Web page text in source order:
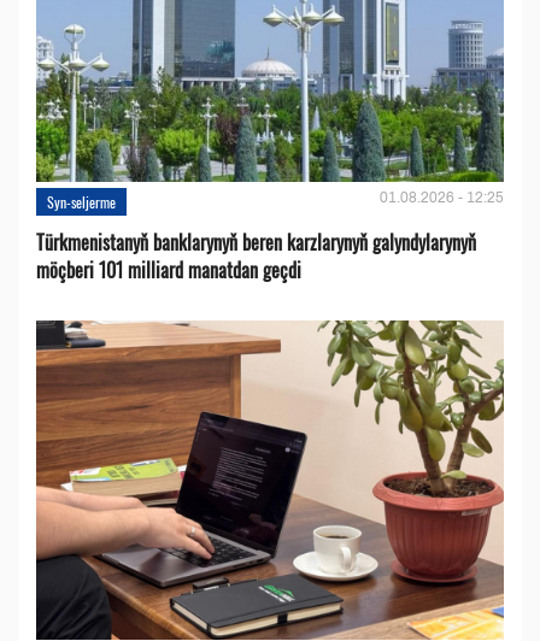
Syn-seljerme 01.08.2026 - 12:25
Türkmenistanyň banklarynyň beren karzlarynyň galyndylarynyň
möçberi 101 milliard manatdan geçdi